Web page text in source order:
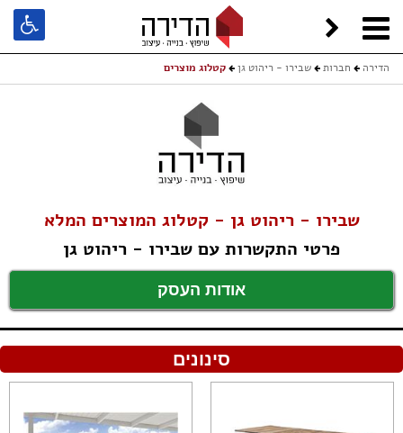
הדירה חברות שבירו - ריהוט גן קטלוג מוצרים
שבירו - ריהוט גן - קטלוג המוצרים המלא
פרטי התקשרות עם שבירו - ריהוט גן
אודות העסק
סינונים